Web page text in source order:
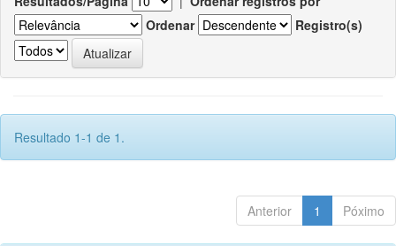
Ordenar
Registro(s)
Resultado 1-1 de 1.
Anterior 1 Póximo